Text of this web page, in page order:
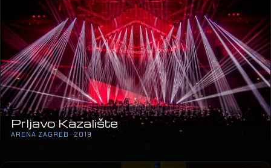
Prljavo Kazalište
ARENA ZAGREB · 2019